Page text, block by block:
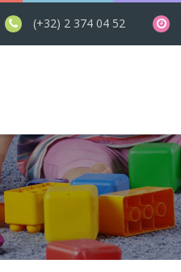
(+32) 2 374 04 52